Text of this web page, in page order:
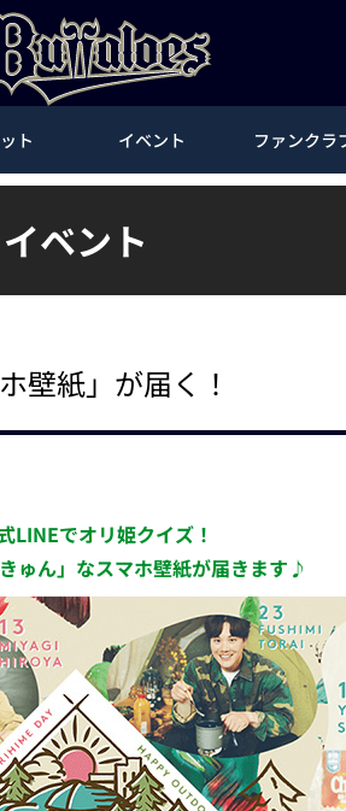
ト イベント ファンクラ
イベント
壁紙」が届く！
LINEでオリ姫クイズ！
ゅん」なスマホ壁紙が届きます♪